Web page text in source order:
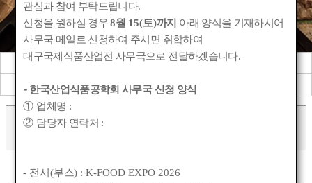
공지사항
관련기관소식
회원동정
2024 춘계 학술대회
작성자 :관리자 작성일 :2024-05-08 23:27
관심과 참여 부탁드립니다.
신청을 원하실 경우8월 15(토)까지 아래 양식을 기재하시어
사무국 메일로 신청하여 주시면 취합하여
대구국제식품산업전 사무국으로 전달하겠습니다.
- 한국산업식품공학회 사무국 신청 양식
① 업체명 :
② 담당자 연락처 :
- 전시(부스) : K-FOOD EXPO 2026